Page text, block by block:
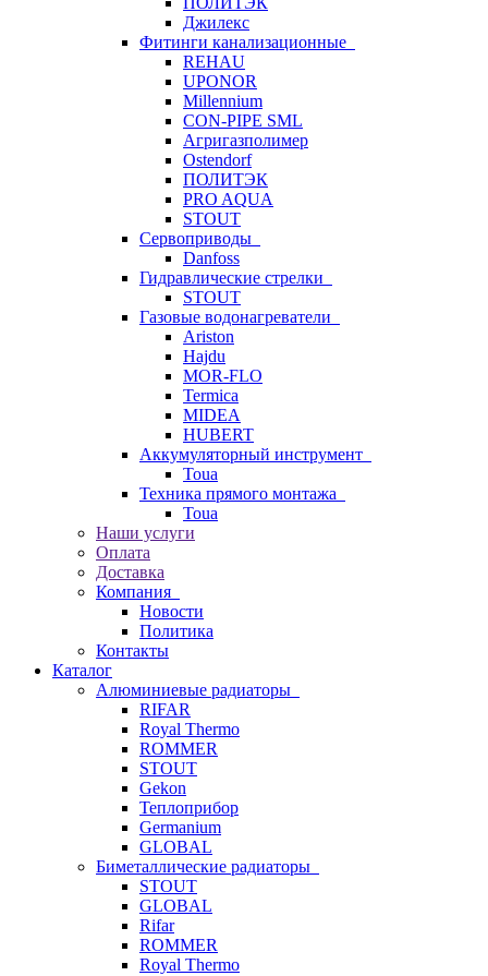
Джилекс
Фитинги канализационные
REHAU
UPONOR
Millennium
CON-PIPE SML
Агригазполимер
Ostendorf
ПОЛИТЭК
PRO AQUA
STOUT
Сервоприводы
Danfoss
Гидравлические стрелки
STOUT
Газовые водонагреватели
Ariston
Hajdu
MOR-FLO
Termica
MIDEA
HUBERT
Аккумуляторный инструмент
Toua
Техника прямого монтажа
Toua
Наши услуги
Оплата
Доставка
Компания
Новости
Политика
Контакты
Каталог
Алюминиевые радиаторы
RIFAR
Royal Thermo
ROMMER
STOUT
Gekon
Теплоприбор
Germanium
GLOBAL
Биметаллические радиаторы
STOUT
GLOBAL
Rifar
ROMMER
Royal Thermo